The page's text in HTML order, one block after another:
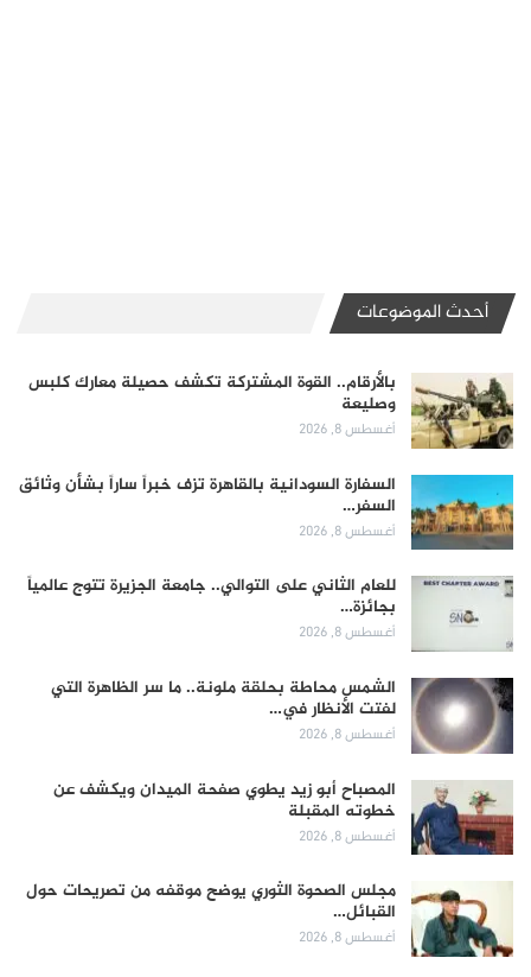
أحدث الموضوعات
بالأرقام.. القوة المشتركة تكشف حصيلة معارك كلبس
وصليعة
أغسطس 8, 2026
السفارة السودانية بالقاهرة تزف خبراً ساراً بشأن وثائق
السفر…
أغسطس 8, 2026
للعام الثاني على التوالي.. جامعة الجزيرة تتوج عالمياً
بجائزة…
أغسطس 8, 2026
الشمس محاطة بحلقة ملونة.. ما سر الظاهرة التي
لفتت الأنظار في…
أغسطس 8, 2026
المصباح أبو زيد يطوي صفحة الميدان ويكشف عن
خطوته المقبلة
أغسطس 8, 2026
مجلس الصحوة الثوري يوضح موقفه من تصريحات حول
القبائل…
أغسطس 8, 2026